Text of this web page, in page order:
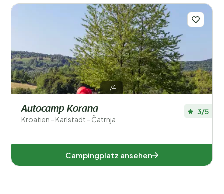
Beliebte Filter
Unterkunftstyp
1/4
Autocamp Korana
Kroatien - Karlstadt - Čatrnja
3/5
Campingplatz ansehen